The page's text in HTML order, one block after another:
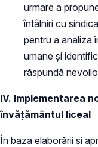
urmare a
întâlniri cu
pentru a analiza
umane și
răspundă
IV. Implementarea
învățământul liceal
În baza elaborării și